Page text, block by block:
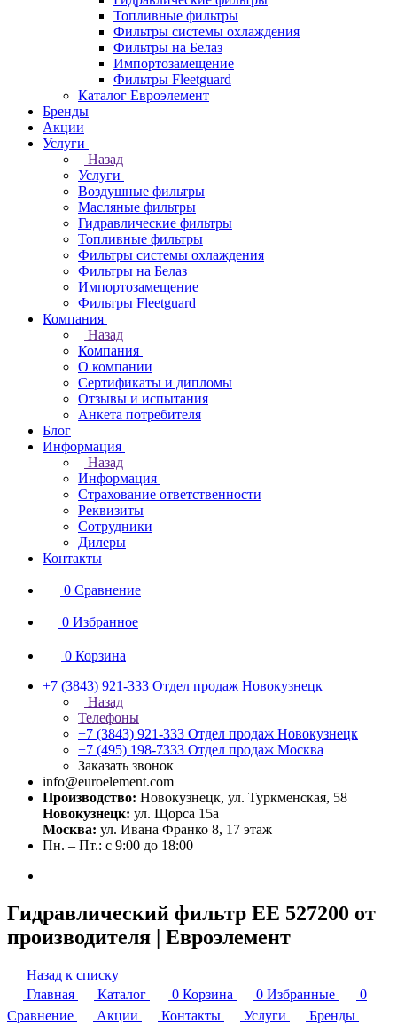
Топливные фильтры
Фильтры системы охлаждения
Фильтры на Белаз
Импортозамещение
Фильтры Fleetguard
Каталог Евроэлемент
Бренды
Акции
Услуги
Назад
Услуги
Воздушные фильтры
Масляные фильтры
Гидравлические фильтры
Топливные фильтры
Фильтры системы охлаждения
Фильтры на Белаз
Импортозамещение
Фильтры Fleetguard
Компания
Назад
Компания
О компании
Сертификаты и дипломы
Отзывы и испытания
Анкета потребителя
Блог
Информация
Назад
Информация
Страхование ответственности
Реквизиты
Сотрудники
Дилеры
Контакты
0 Сравнение
0 Избранное
0 Корзина
+7 (3843) 921-333 Отдел продаж Новокузнецк
Назад
Телефоны
+7 (3843) 921-333 Отдел продаж Новокузнецк
+7 (495) 198-7333 Отдел продаж Москва
Заказать звонок
info@euroelement.com
Производство: Новокузнецк, ул. Туркменская, 58
Новокузнецк: ул. Щорса 15а
Москва: ул. Ивана Франко 8, 17 этаж
Пн. – Пт.: с 9:00 до 18:00
Гидравлический фильтр ЕЕ 527200 от
производителя | Евроэлемент
Назад к списку
Главная
Каталог 0 Корзина 0 Избранные
0
Сравнение
Акции Контакты Услуги
Бренды